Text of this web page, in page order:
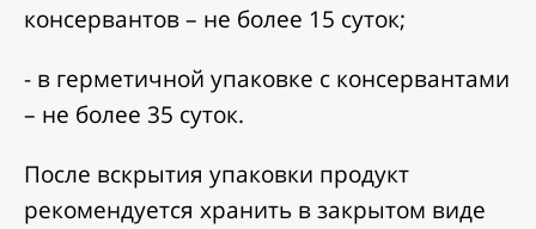
консервантов – не более 15 суток;
- в герметичной упаковке с консервантами
– не более 35 суток.
После вскрытия упаковки продукт
рекомендуется хранить в закрытом виде